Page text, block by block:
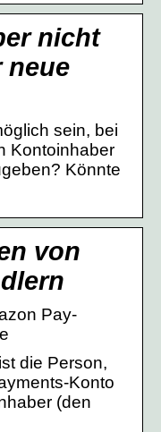
nicht
neue
sein, bei
Kontoinhaber
Könnte
von
Pay-
die Person,
Konto
(den